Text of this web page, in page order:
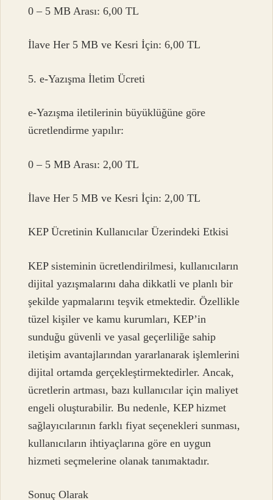
0 – 5 MB Arası: 6,00 TL
İlave Her 5 MB ve Kesri İçin: 6,00 TL
5. e-Yazışma İletim Ücreti
e-Yazışma iletilerinin büyüklüğüne göre
ücretlendirme yapılır:
0 – 5 MB Arası: 2,00 TL
İlave Her 5 MB ve Kesri İçin: 2,00 TL
KEP Ücretinin Kullanıcılar Üzerindeki Etkisi
KEP sisteminin ücretlendirilmesi, kullanıcıların
dijital yazışmalarını daha dikkatli ve planlı bir
şekilde yapmalarını teşvik etmektedir. Özellikle
tüzel kişiler ve kamu kurumları, KEP’in
sunduğu güvenli ve yasal geçerliliğe sahip
iletişim avantajlarından yararlanarak işlemlerini
dijital ortamda gerçekleştirmektedirler. Ancak,
ücretlerin artması, bazı kullanıcılar için maliyet
engeli oluşturabilir. Bu nedenle, KEP hizmet
sağlayıcılarının farklı fiyat seçenekleri sunması,
kullanıcıların ihtiyaçlarına göre en uygun
hizmeti seçmelerine olanak tanımaktadır.
Sonuç Olarak